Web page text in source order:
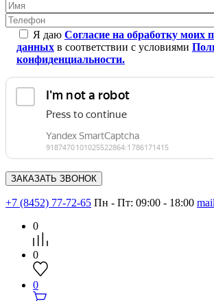
Я даю Согласие на обработку моих
данных в соответствии с условиями
конфиденциальности.
+7 (8452) 77-72-65 Пн - Пт: 09:00 - 18:00
0
0
0